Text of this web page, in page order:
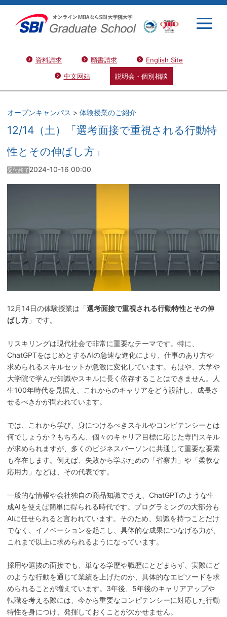
資料請求 願書請求
English Site
中文网站
説明会・個別相談
オープンキャンパス > 体験授業のご紹介
12/14（土）「選考面接で重視される行動特
性とその伸ばし方」
受付終了2024-10-16 00:00
12月14日の体験授業は「選考面接で重視される行動特性とその伸
ばし方」です。
リスキリングは現代社会で非常に重要なテーマです。特に、
ChatGPTをはじめとするAIの急速な進化により、仕事のあり方や
求められるスキルセットが急激に変化しています。もはや、大学や
大学院で学んだ知識やスキルに長く依存することはできません。人
生100年時代を見据え、これからのキャリアをどう設計し、成長さ
せるべきかが問われています。
では、これから学び、身につけるべきスキルやコンピテンシーとは
何でしょうか？もちろん、個々のキャリア目標に応じた専門スキル
が求められますが、多くのビジネスパーソンに共通して重要な要素
も存在します。例えば、失敗から学ぶための「省察力」や「柔軟な
応用力」などは、その代表です。
一般的な情報や会社独自の商品知識でさえ、ChatGPTのような生
成AIを使えば簡単に得られる時代です。プログラミングの大部分も
AIに任せられると言われています。そのため、知識を持つことだけ
でなく、イノベーションを起こし、具体的な成果につなげる力が、
これまで以上に求められるようになっています。
採用や選抜の面接でも、単なる学歴や職歴にとどまらず、実際にど
のような行動を通じて業績を上げたのか、具体的なエピソードを求
められることが増えています。3年後、5年後のキャリアアップや
転職を考える際には、今から重要なコンピテンシーに対応した行動
特性を身につけ、発揮しておくことが欠かせません。